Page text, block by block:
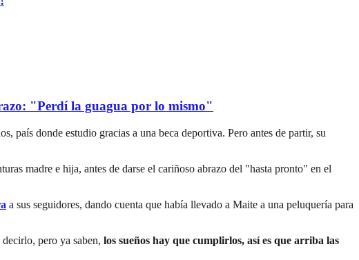
"Perdí la guagua por lo mismo"
país donde estudio gracias a una beca deportiva. Pero antes de partir, su
madre e hija, antes de darse el cariñoso abrazo del "hasta pronto" en el
a sus seguidores, dando cuenta que había llevado a Maite a una peluquería para
pero ya saben, los sueños hay que cumplirlos, así es que arriba las